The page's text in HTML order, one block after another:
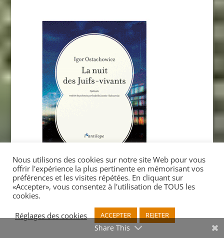
Nous utilisons des cookies sur notre site Web pour vous
offrir l'expérience la plus pertinente en mémorisant vos
préférences et les visites répétées. En cliquant sur
«Accepter», vous consentez à l'utilisation de TOUS les
cookies.
Réglages des cookies
ACCEPTER REJETER
Share This